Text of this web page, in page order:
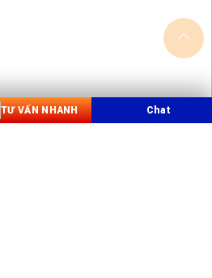
TƯ VẤN NHANH Chat